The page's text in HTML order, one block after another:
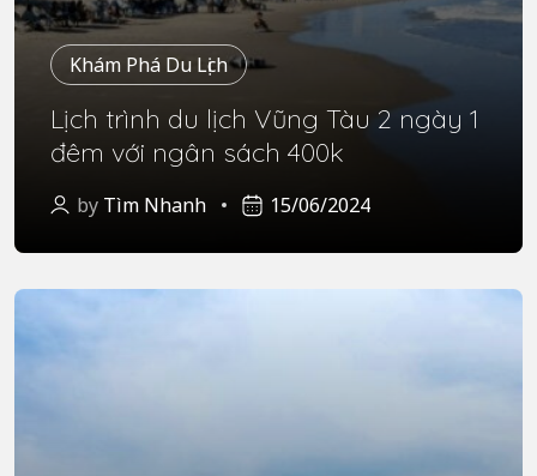
Khám Phá Du Lịch
Lịch trình du lịch Vũng Tàu 2 ngày 1
đêm với ngân sách 400k
by Tìm Nhanh 15/06/2024